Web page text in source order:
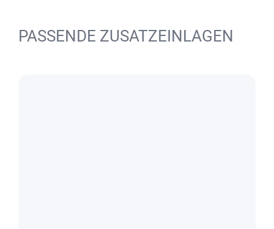
PASSENDE ZUSATZEINLAGEN